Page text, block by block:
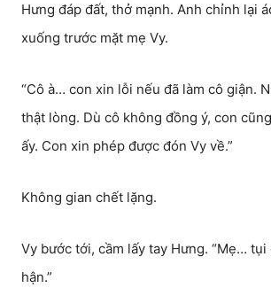
Hưng đáp đất, thở mạnh. Anh chỉnh lại
xuống trước mặt mẹ Vy.
“Cô à… con xin lỗi nếu đã làm cô giận.
thật lòng. Dù cô không đồng ý, con
ấy. Con xin phép được đón Vy về.”
Không gian chết lặng.
Vy bước tới, cầm lấy tay Hưng. “Mẹ…
hận.”